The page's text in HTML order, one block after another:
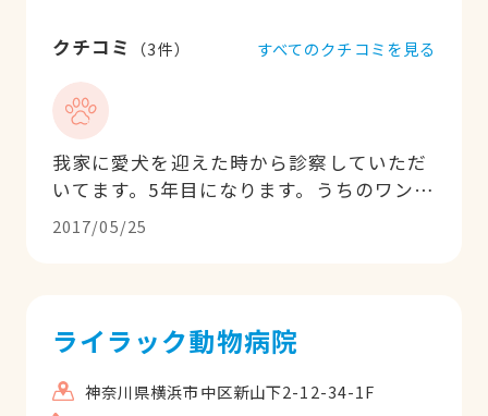
クチコミ （3件）
我家に愛犬を迎えた時から診察していただ
いてます。5年目になります。うちのワンコ
は柴犬なのですが、とても頑固で自分が嫌
なことはとことん抵抗しガルガルします。
せず「マロちゃんはデリケートなんだよ
ね」と笑顔で優しくなでなでしてくれま
す。私は心から安堵し、関内どうぶつクリ
ニックに通えることに感謝しています。い
2017/05/25
すべてのクチコミを見る
ライラック動物病院
神奈川県横浜市中区新山下2-12-34-1F